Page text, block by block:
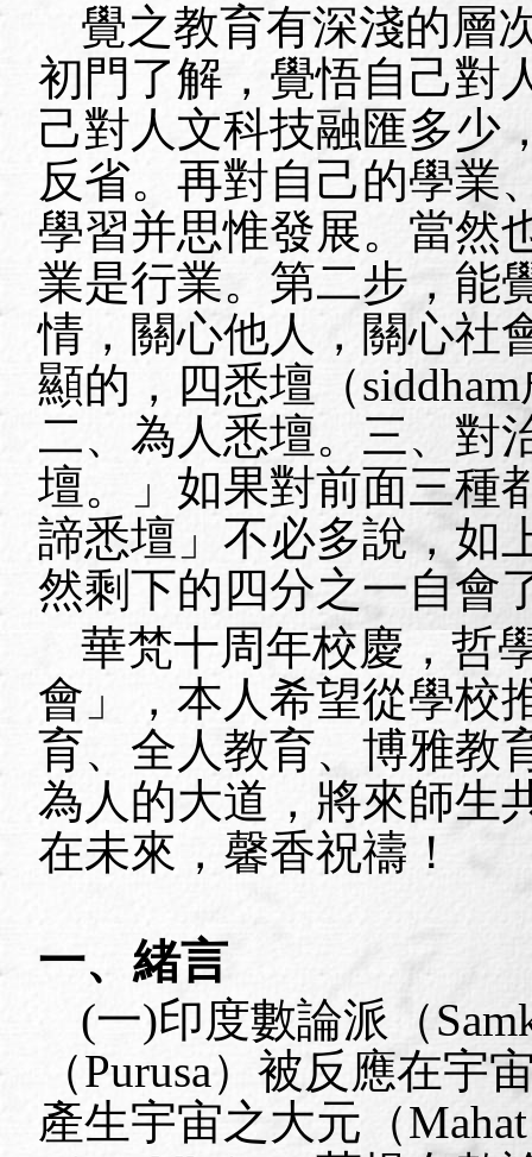
覺之教育有深淺的層
初門了解，覺悟自己對
己對人文科技融匯多少
反省。再對自己的學業
學習并思惟發展。當然
業是行業。第二步，能
情，關心他人，關心社
顯的，四悉壇（siddham
二、為人悉壇。三、對
壇。」如果對前面三種
諦悉壇」不必多說，如
然剩下的四分之一自會
華梵十周年校慶，哲
會」，本人希望從學校
育、全人教育、博雅教
為人的大道，將來師生
在未來，馨香祝禱！
一、緒言
(一)印度數論派（
（Purusa）被反應在宇
產生宇宙之大元（Mahat